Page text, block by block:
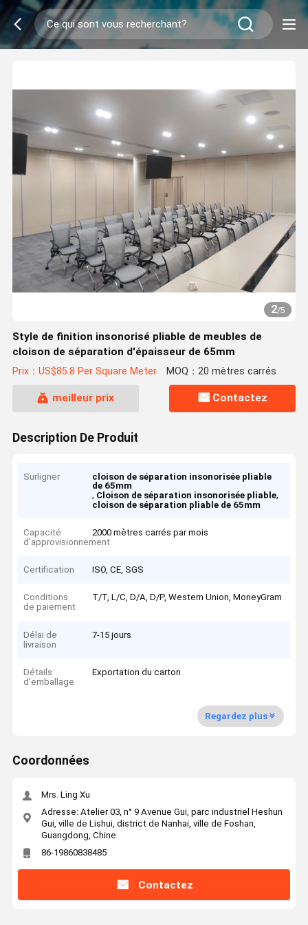
2/5
Style de finition insonorisé pliable de meubles de
cloison de séparation d'épaisseur de 65mm
Prix：US$85.8 Per Square Meter MOQ：20 mètres carrés
meilleur prix Contactez
Description De Produit
Surligner
cloison de séparation insonorisée pliable
de 65mm
, Cloison de séparation insonorisée pliable,
cloison de séparation pliable de 65mm
Capacité
d'approvisionnement
2000 mètres carrés par mois
Certification ISO, CE, SGS
Conditions
de paiement
T/T, L/C, D/A, D/P, Western Union, MoneyGram
Délai de
livraison
7-15 jours
Détails
d'emballage
Exportation du carton
Regardez plus
Coordonnées
Mrs. Ling Xu
Adresse: Atelier 03, n° 9 Avenue Gui, parc industriel Heshun
Gui, ville de Lishui, district de Nanhai, ville de Foshan,
Guangdong, Chine
86-19860838485
Contactez